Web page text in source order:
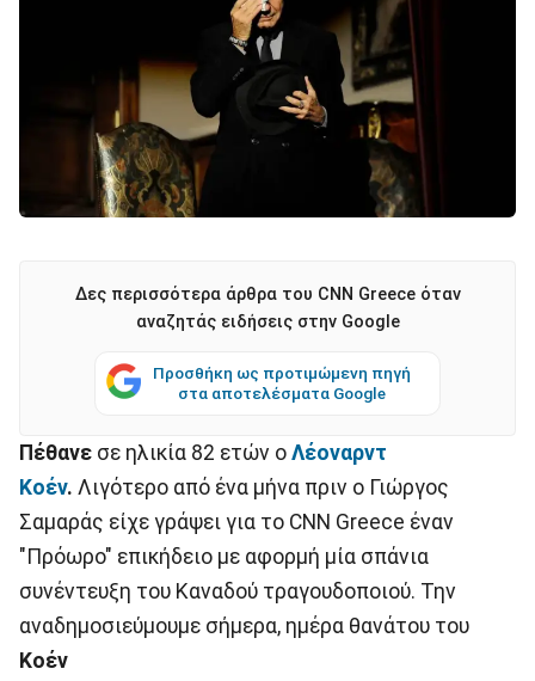
Δες περισσότερα άρθρα του CNN Greece όταν
αναζητάς ειδήσεις στην Google
Προσθήκη ως προτιμώμενη πηγή
στα αποτελέσματα Google
Πέθανε σε ηλικία 82 ετών ο Λέοναρντ
Κοέν. Λιγότερο από ένα μήνα πριν ο Γιώργος
Σαμαράς είχε γράψει για το CNN Greece έναν
"Πρόωρο" επικήδειο με αφορμή μία σπάνια
συνέντευξη του Καναδού τραγουδοποιού. Την
αναδημοσιεύμουμε σήμερα, ημέρα θανάτου του
Κοέν